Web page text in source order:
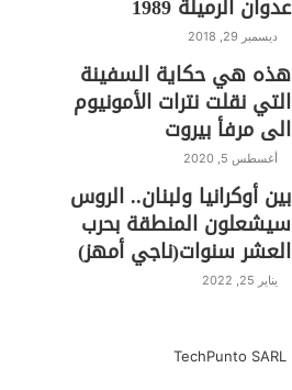
عدوان الرميلة 1989
ديسمبر 29, 2018
هذه هي حكاية السفينة
التي نقلت نترات الأمونيوم
الى مرفأ بيروت
أغسطس 5, 2020
بين أوكرانيا ولبنان.. الروس
سيشعلون المنطقة بحرب
العشر سنوات(ناجي أمهز)
يناير 25, 2022